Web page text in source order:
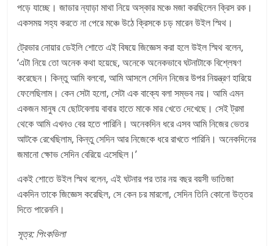
পড়ে যাচ্ছে। জাডার ন্যাড়া মাথা নিয়ে অস্কার মঞ্চে মজা করছিলেন ক্রিস রক।
একসময় সহ্য করতে না পেরে মঞ্চে উঠে ক্রিসকে চড় মারেন উইল স্মিথ।
ট্রেভার নোয়ার ডেইলি শোতে এই বিষয়ে জিজ্ঞেস করা হলে উইল স্মিথ বলেন,
‘এটা নিয়ে তো অনেক কথা হয়েছে, অনেকে অনেকভাবে ঘটনাটাকে বিশ্লেষণ
করেছেন। কিন্তু আমি বলবো, আমি আসলে সেদিন নিজের উপর নিয়ন্ত্রণ হারিয়ে
ফেলেছিলাম। কেন সেটা হলো, সেটা এক বাক্যে বলা সম্ভব নয়। আমি এমন
একজন মানুষ যে ছোটবেলায় বাবার হাতে মাকে মার খেতে দেখেছে। সেই ট্রমা
থেকে আমি এখনও বের হতে পারিনি। অনেকদিন ধরে এসব আমি নিজের ভেতর
আটকে রেখেছিলাম, কিন্তু সেদিন আর নিজেকে ধরে রাখতে পারিনি। অনেকদিনের
জমানো ক্ষোভ সেদিন বেরিয়ে এসেছিল।’
একই শোতে উইল স্মিথ বলেন, এই ঘটনার পর তার নয় বছর বয়সী ভাতিজা
একদিন তাকে জিজ্ঞেস করেছিল, সে কেন চর মারলো, সেদিন তিনি কোনো উত্তর
দিতে পারেননি।
সূত্র: পিংকভিলা